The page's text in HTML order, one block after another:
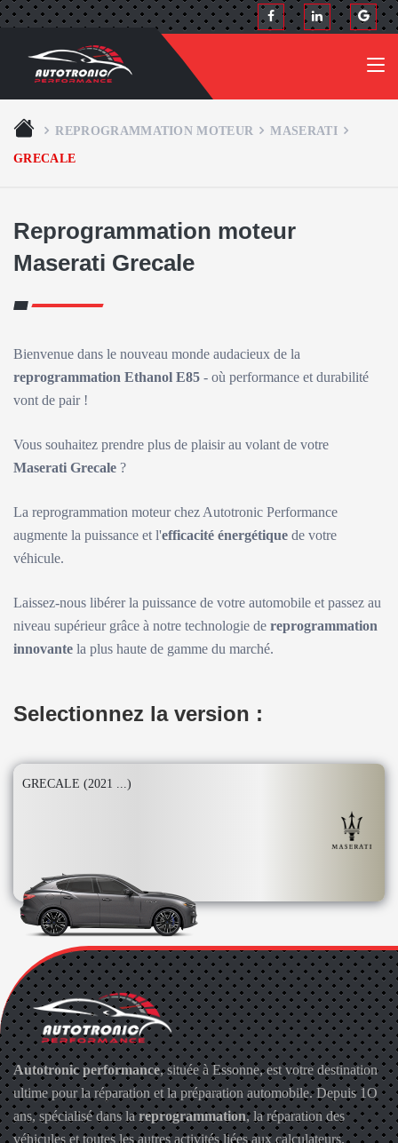
REPROGRAMMATION MOTEUR
MASERATI
GRECALE
Reprogrammation moteur
Maserati Grecale
Bienvenue dans le nouveau monde audacieux de la
reprogrammation Ethanol E85 - où performance et durabilité
vont de pair !
Vous souhaitez prendre plus de plaisir au volant de votre
Maserati Grecale ?
La reprogrammation moteur chez Autotronic Performance
augmente la puissance et l'efficacité énergétique de votre
véhicule.
Laissez-nous libérer la puissance de votre automobile et passez au
niveau supérieur grâce à notre technologie de reprogrammation
innovante la plus haute de gamme du marché.
Selectionnez la version :
GRECALE (2021 ...)
Autotronic performance, située à Essonne, est votre destination
ultime pour la réparation et la préparation automobile. Depuis 1O
ans, spécialisé dans lareprogrammation, la réparation des
véhicules et toutes les autres activités liées aux calculateurs.